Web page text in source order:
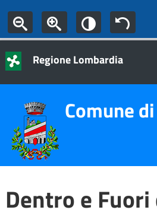
Regione Lombardia
Comune
Dentro e